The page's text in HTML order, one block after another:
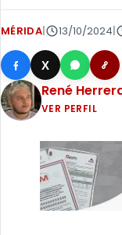
MÉRIDA| 13/10/2024|
X
René
VER PERFIL